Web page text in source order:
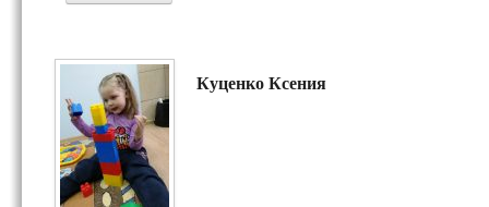
Куценко Ксения